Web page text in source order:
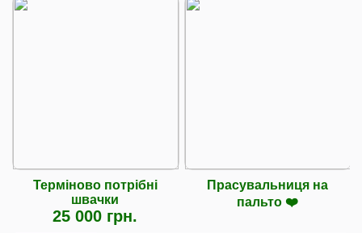
Терміново потрібні
швачки
25 000 грн.
Прасувальниця на
пальто ❤️